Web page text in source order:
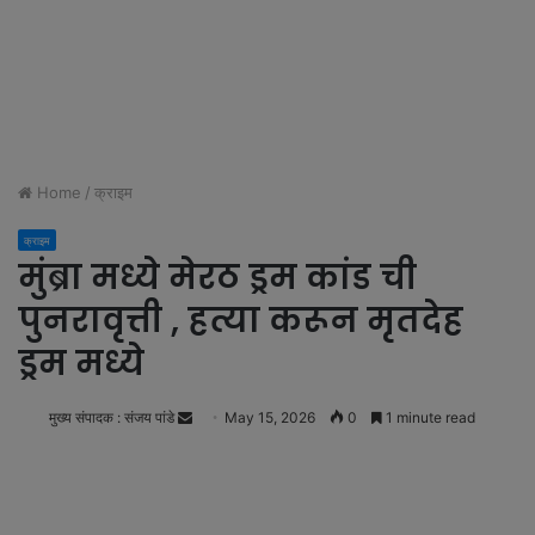
Home / क्राइम
क्राइम
मुंब्रा मध्ये मेरठ ड्रम कांड ची
पुनरावृत्ती , हत्या करून मृतदेह
ड्रम मध्ये
मुख्य संपादक : संजय पांडे May 15, 2026 0 1 minute read